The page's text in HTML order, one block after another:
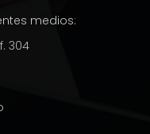
medios:
304